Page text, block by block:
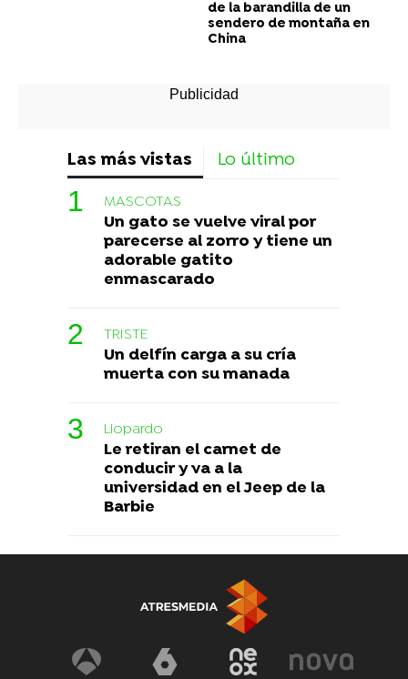
de la barandilla de un
sendero de montaña en
China
Las más vistas Lo último
MASCOTAS
Un gato se vuelve viral por
parecerse al zorro y tiene un
adorable gatito
enmascarado
TRISTE
Un delfín carga a su cría
muerta con su manada
Liopardo
Le retiran el carnet de
conducir y va a la
universidad en el Jeep de la
Barbie